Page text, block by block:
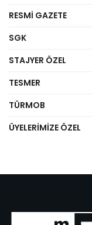
RESMI GAZETE
SGK
STAJYER ÖZEL
TESMER
TÜRMOB
ÜYELERIMIZE ÖZEL